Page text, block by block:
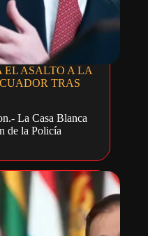
ASALTO A LA
TRAS
La Casa Blanca
de la Policía